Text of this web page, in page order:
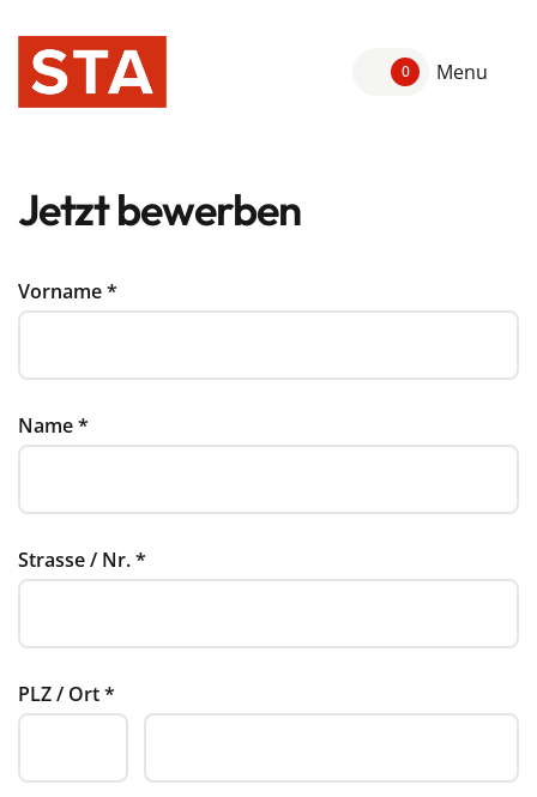
0 Menu
Jetzt bewerben
Vorname*
Name*
Strasse / Nr.*
PLZ / Ort*